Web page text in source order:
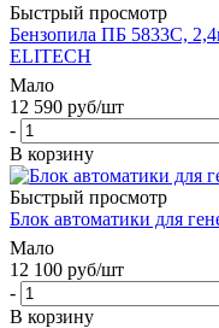
Быстрый просмотр
Бензопила ПБ 5833С,
ELITECH
Мало
12 590 руб/шт
-
В корзину
Быстрый просмотр
Блок автоматики для
Мало
12 100 руб/шт
-
В корзину